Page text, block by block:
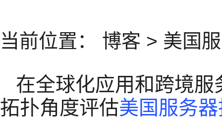
当前位置： 博客 > 美国
在全球化应用和跨境服
拓扑角度评估美国服务